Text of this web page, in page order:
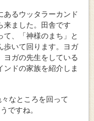
あるウッタラーカンド
来ました。田舎です
て、「神様のまち」と
歩いて回ります。ヨガ
ヨガの先生をしている
ンドの家族を紹介しま
なところを回って
ですね。